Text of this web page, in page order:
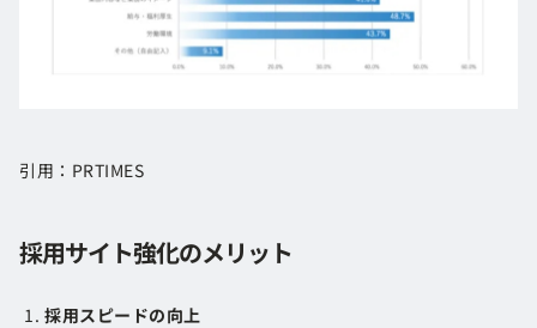
引用：PRTIMES
採用サイト強化のメリット
採用スピードの向上